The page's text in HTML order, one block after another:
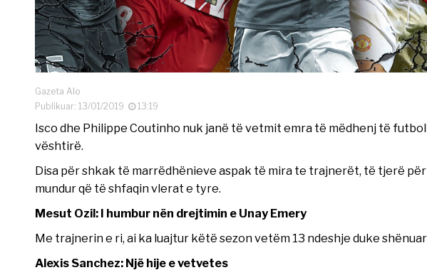
Gazeta Alo
Publikuar: 13/01/2019
13:19
Isco dhe Philippe Coutinho nuk janë të vetmit emra të mëdhenj të
vështirë.
Disa për shkak të marrëdhënieve aspak të mira te trajnerët, të tjerë
mundur që të shfaqin vlerat e tyre.
Mesut Ozil: I humbur nën drejtimin e Unay Emery
Me trajnerin e ri, ai ka luajtur këtë sezon vetëm 13 ndeshje duke
Alexis Sanchez: Një hije e vetvetes